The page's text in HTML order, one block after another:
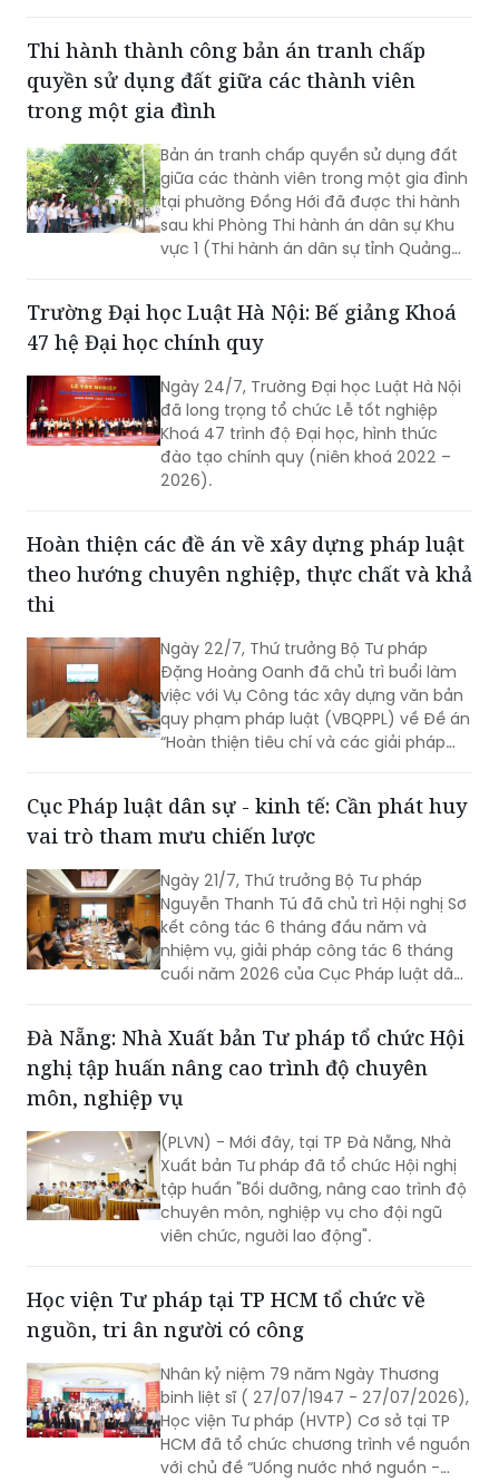
kéo dài hơn 18 năm nay.
Thi hành thành công bản án tranh chấp
quyền sử dụng đất giữa các thành viên
trong một gia đình
Bản án tranh chấp quyền sử dụng đất
giữa các thành viên trong một gia đình
tại phường Đồng Hới đã được thi hành
sau khi Phòng Thi hành án dân sự Khu
vực 1 (Thi hành án dân sự tỉnh Quảng
giao tài sản theo nội dung bản án.
Trường Đại học Luật Hà Nội: Bế giảng Khoá
47 hệ Đại học chính quy
Ngày 24/7, Trường Đại học Luật Hà Nội
đã long trọng tổ chức Lễ tốt nghiệp
Khoá 47 trình độ Đại học, hình thức
đào tạo chính quy (niên khoá 2022 –
2026).
Hoàn thiện các đề án về xây dựng pháp luật
theo hướng chuyên nghiệp, thực chất và khả
thi
Ngày 22/7, Thứ trưởng Bộ Tư pháp
Đặng Hoàng Oanh đã chủ trì buổi làm
việc với Vụ Công tác xây dựng văn bản
quy phạm pháp luật (VBQPPL) về Đề án
“Hoàn thiện tiêu chí và các giải pháp
Quyết định của Thủ tướng Chính phủ
về Đề án thực hiện soạn thảo VBQPPL
triển khai Quyết định số 1205/QĐ-TTg
ngày 06/7/2026 của Thủ tướng Chính
phủ về việc phê duyệt Đề án thí điểm
việc đánh giá chấm điểm về công tác
xây dựng pháp luật.
Cục Pháp luật dân sự - kinh tế: Cần phát huy
vai trò tham mưu chiến lược
Ngày 21/7, Thứ trưởng Bộ Tư pháp
Nguyễn Thanh Tú đã chủ trì Hội nghị Sơ
kết công tác 6 tháng đầu năm và
nhiệm vụ, giải pháp công tác 6 tháng
cuối năm 2026 của Cục Pháp luật dân
Đà Nẵng: Nhà Xuất bản Tư pháp tổ chức Hội
nghị tập huấn nâng cao trình độ chuyên
môn, nghiệp vụ
(PLVN) - Mới đây, tại TP Đà Nẵng, Nhà
Xuất bản Tư pháp đã tổ chức Hội nghị
tập huấn "Bồi dưỡng, nâng cao trình độ
chuyên môn, nghiệp vụ cho đội ngũ
viên chức, người lao động".
Học viện Tư pháp tại TP HCM tổ chức về
nguồn, tri ân người có công
Nhân kỷ niệm 79 năm Ngày Thương
binh liệt sĩ ( 27/07/1947 - 27/07/2026),
Học viện Tư pháp (HVTP) Cơ sở tại TP
HCM đã tổ chức chương trình về nguồn
với chủ đề “Uống nước nhớ nguồn -